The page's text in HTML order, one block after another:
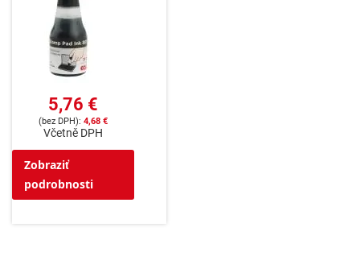
5,76 €
4,68 €
Včetně DPH
Zobraziť
podrobnosti